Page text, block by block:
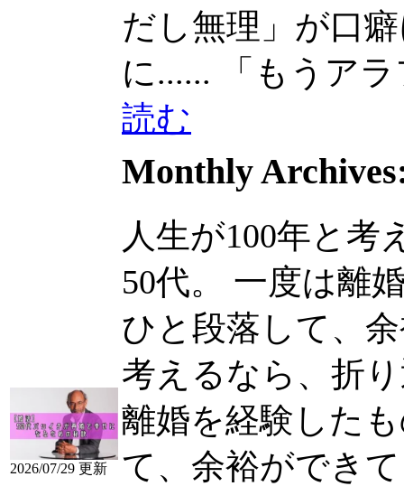
だし無理」が口
に......
「もうア
読む
2026/07/29 更新
Monthly
人生が100年と考
50代。 一度は離
ひと段落して、
考えるなら、折
離婚を経験した
て、余裕ができ